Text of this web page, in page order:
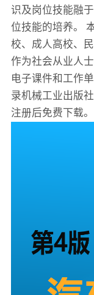
识及岗位技能融
位技能的培养。
校、成人高校、
作为社会从业人
电子课件和工作
录机械工业出版
注册后免费下载